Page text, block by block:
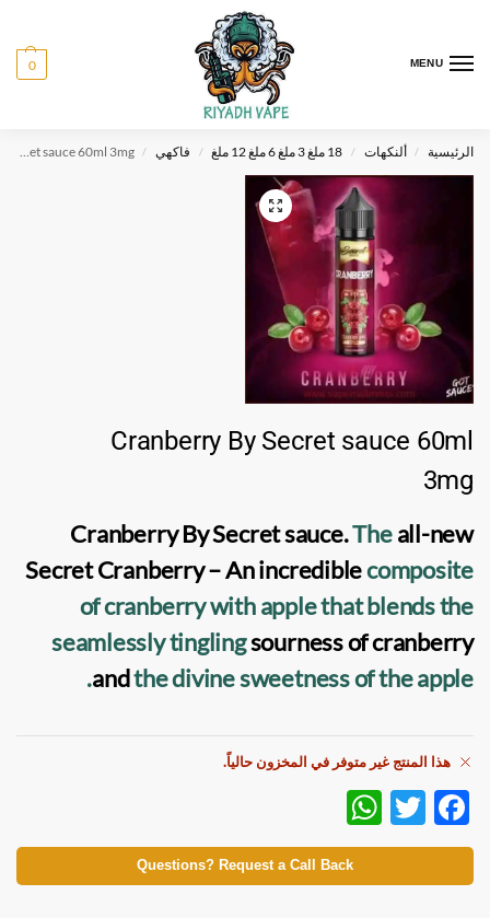
MENU
0
الرئيسية / ألنكهات / 18 ملغ 3 ملغ 6 ملغ 12 ملغ / فاكهي /
Cranberry By Secret sauce 60ml 3mg
Cranberry By Secret sauce 60ml
3mg
CranberryBySecret sauce.Theall-new
Secret Cranberry– An incrediblecomposite
of cranberry with apple that blends the
seamlessly tinglingsourness of cranberry
andthe divine sweetness of the apple.
هذا المنتج غير متوفر في المخزون حالياً.
F
ac
e
T
w
itt
h
at
Questions? Request a Call Back